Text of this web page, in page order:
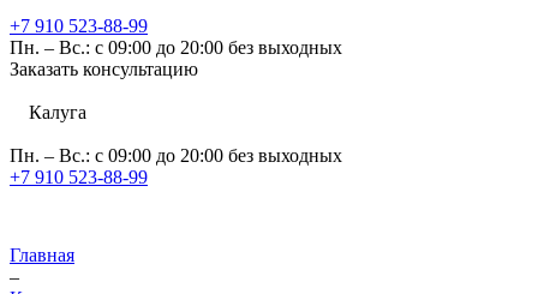
+7 910 523-88-99
Пн. – Вс.: с 09:00 до 20:00 без выходных
Заказать консультацию
Калуга
Пн. – Вс.: с 09:00 до 20:00 без выходных
+7 910 523-88-99
Главная
–